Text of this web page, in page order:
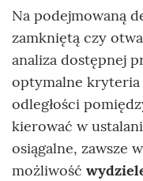
Na podejmowaną
zamkniętą czy
analiza dostępnej
optymalne
odległości
kierować w
osiągalne, zawsze
możliwość